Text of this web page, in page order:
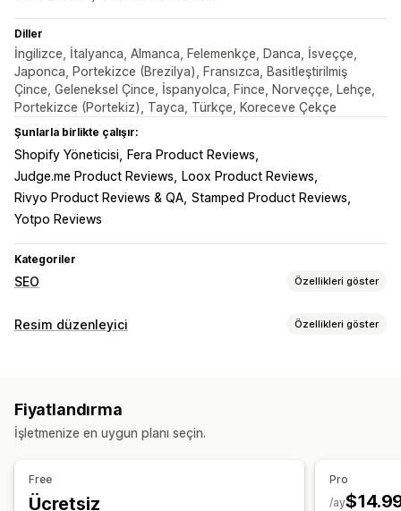
Diller
İngilizce, İtalyanca, Almanca, Felemenkçe, Danca, İsveççe,
Japonca, Portekizce (Brezilya), Fransızca, Basitleştirilmiş
Çince, Geleneksel Çince, İspanyolca, Fince, Norveççe, Lehçe,
Portekizce (Portekiz), Tayca, Türkçe, Koreceve Çekçe
Şunlarla birlikte çalışır:
Shopify Yöneticisi
Fera Product Reviews
Judge.me Product Reviews
Loox Product Reviews
Rivyo Product Reviews & QA Stamped Product Reviews
Yotpo Reviews
Kategoriler
SEO Özellikleri göster
SEO araçları
404 sayfaları
Site haritaları
Meta etiketler Zengin sonuçlar
URL optimizasyonu
Resim düzenleyici Özellikleri göster
Toplu düzenleme
Fiyatlandırma
İşletmenize en uygun planı seçin.
Free
Ücretsiz
Pro
/ay